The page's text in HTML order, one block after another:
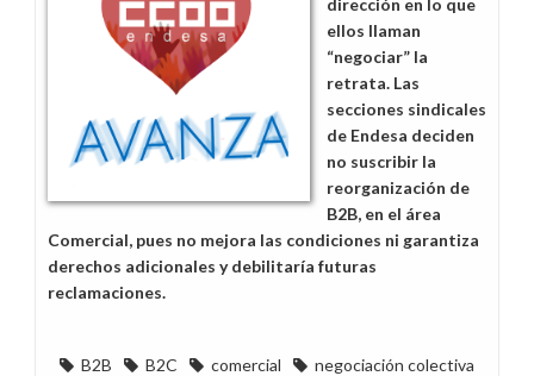
dirección en lo que
ellos llaman
“negociar” la
retrata. Las
secciones sindicales
de Endesa deciden
no suscribir la
reorganización de
B2B, en el área
Comercial, pues no mejora las condiciones ni garantiza
derechos adicionales y debilitaría futuras
reclamaciones.
B2B B2C comercial
negociación colectiva